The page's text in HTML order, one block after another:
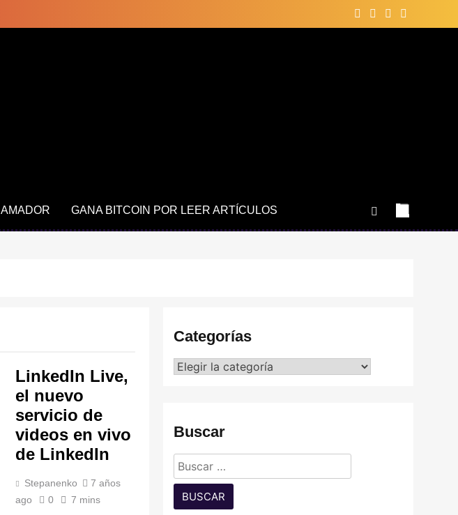
GANA BITCOIN POR LEER ARTÍCULOS
LinkedIn Live,
el nuevo
servicio de
videos en vivo
de LinkedIn
Stepanenko
7 años
ago
0 7 mins
Categorías
Categorías
Buscar
Buscar: